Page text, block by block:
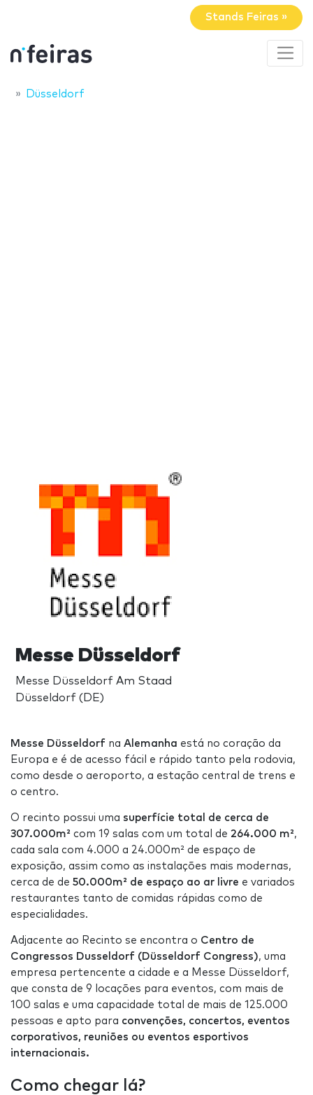
Stands Feiras »
Düsseldorf
Messe Düsseldorf
Messe Düsseldorf Am Staad
Düsseldorf (DE)
Messe Düsseldorf na Alemanha está no coração da
Europa e é de acesso fácil e rápido tanto pela rodovia,
como desde o aeroporto, a estação central de trens e
o centro.
O recinto possui uma superfície total de cerca de
307.000m² com 19 salas com um total de 264.000 m²,
cada sala com 4.000 a 24.000m² de espaço de
exposição, assim como as instalações mais modernas,
cerca de de 50.000m² de espaço ao ar livre e variados
restaurantes tanto de comidas rápidas como de
especialidades.
Adjacente ao Recinto se encontra o Centro de
Congressos Dusseldorf (Düsseldorf Congress), uma
empresa pertencente a cidade e a Messe Düsseldorf,
que consta de 9 locações para eventos, com mais de
100 salas e uma capacidade total de mais de 125.000
pessoas e apto para convenções, concertos, eventos
corporativos, reuniões ou eventos esportivos
internacionais.
Como chegar lá?